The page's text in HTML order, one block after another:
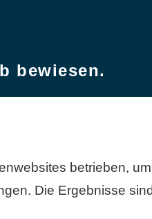
bewiesen.
betrieben,
Die Ergebnisse